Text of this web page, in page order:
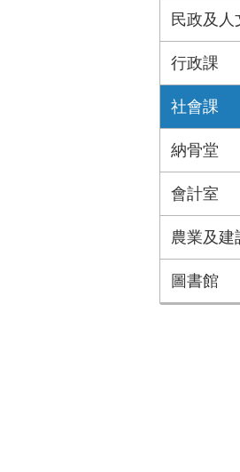
民政及人
行政課
社會課
納骨堂
會計室
農業及建
圖書館